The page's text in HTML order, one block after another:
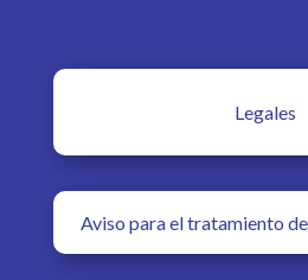
Legales
Aviso para el tratamiento